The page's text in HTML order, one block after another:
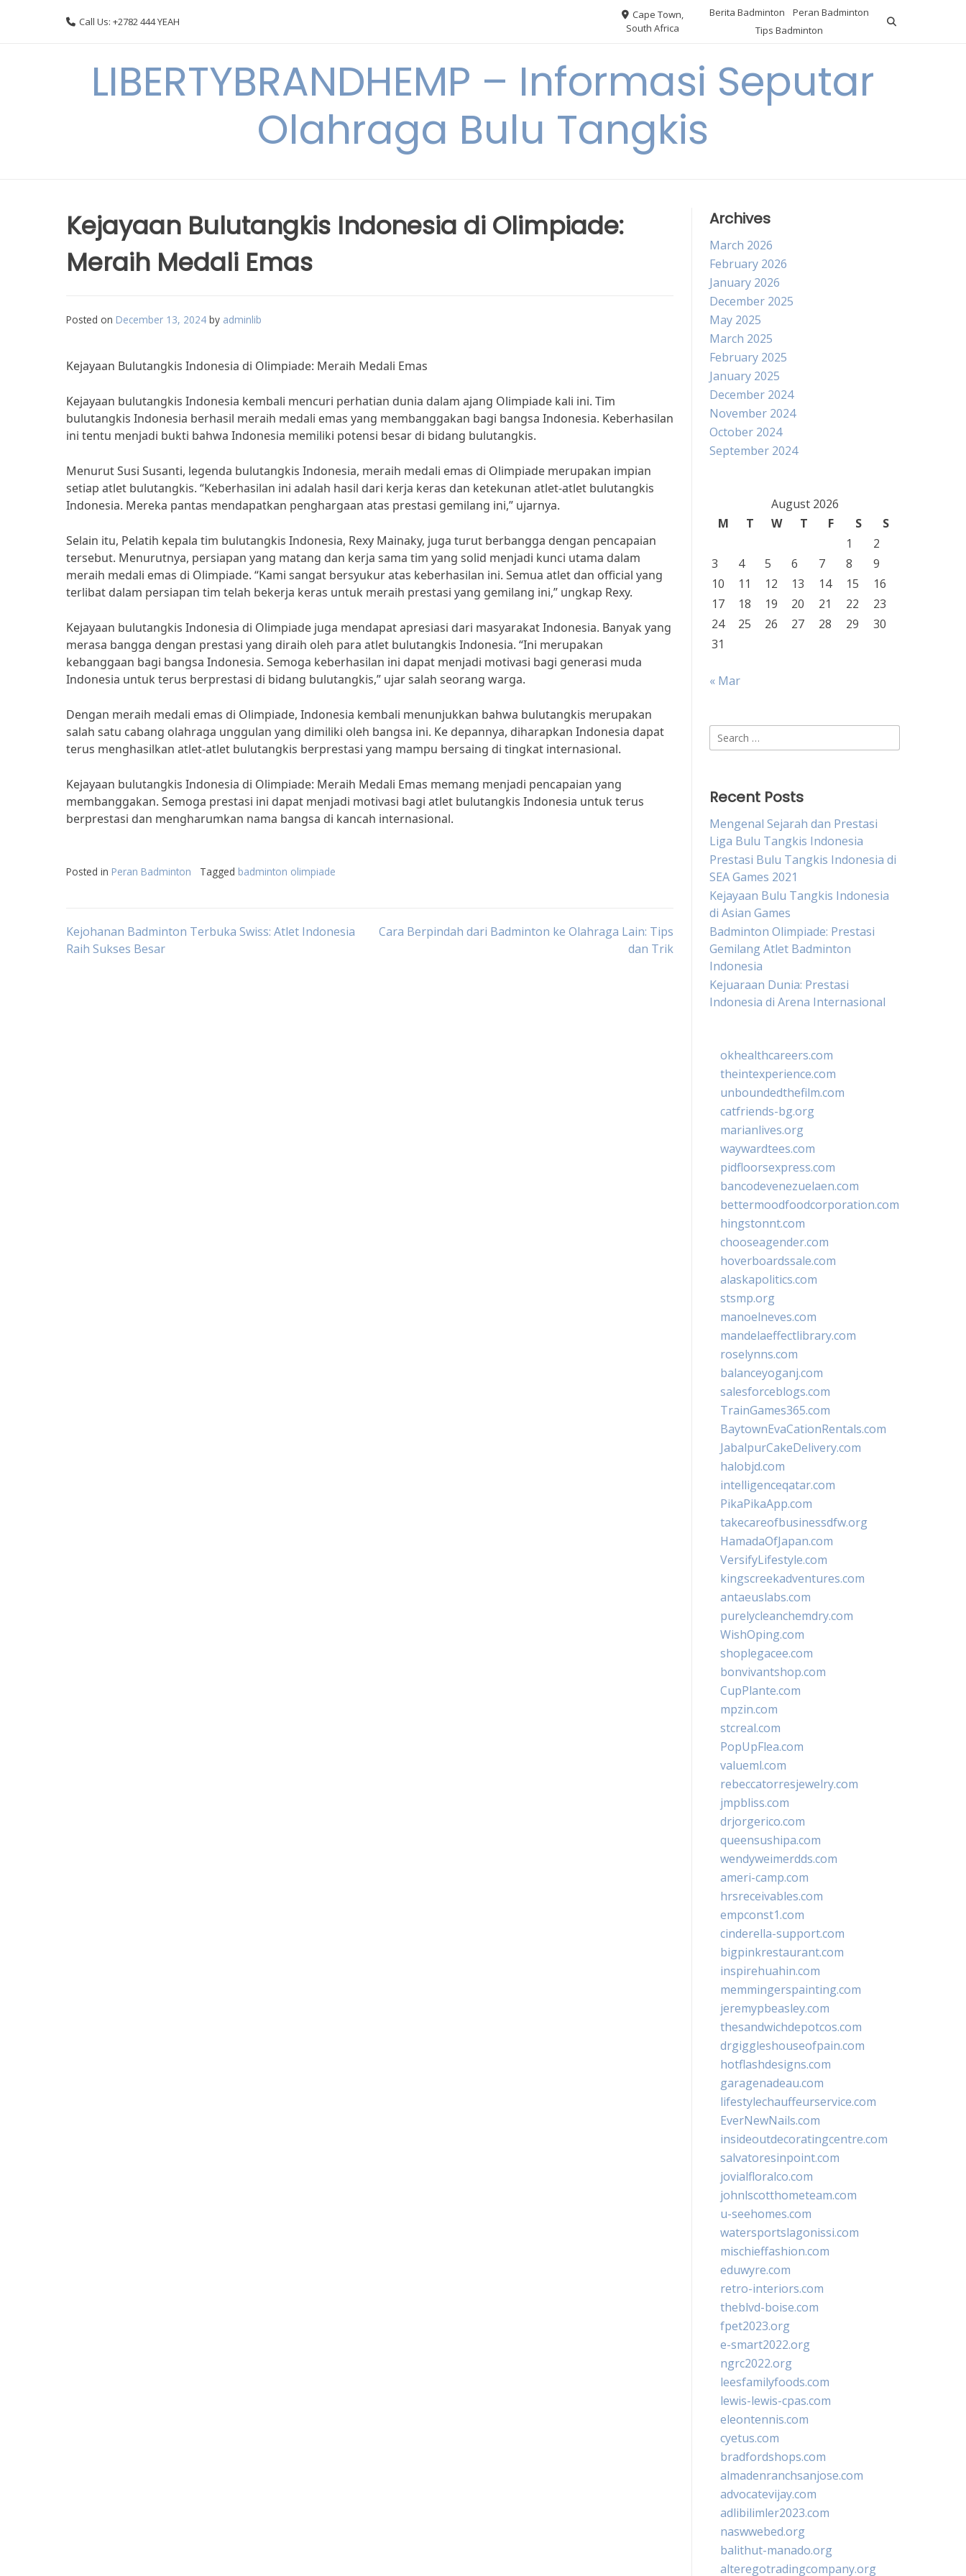
Call Us: +2782 444 YEAH
Cape Town,
South Africa
Berita Badminton
Peran Badminton
Tips Badminton
LIBERTYBRANDHEMP – Informasi Seputar
Olahraga Bulu Tangkis
Kejayaan Bulutangkis Indonesia di Olimpiade:
Meraih Medali Emas
Posted on December 13, 2024 by adminlib
Kejayaan Bulutangkis Indonesia di Olimpiade: Meraih Medali Emas
Kejayaan bulutangkis Indonesia kembali mencuri perhatian dunia dalam ajang Olimpiade kali ini. Tim
bulutangkis Indonesia berhasil meraih medali emas yang membanggakan bagi bangsa Indonesia. Keberhasilan
ini tentu menjadi bukti bahwa Indonesia memiliki potensi besar di bidang bulutangkis.
Menurut Susi Susanti, legenda bulutangkis Indonesia, meraih medali emas di Olimpiade merupakan impian
setiap atlet bulutangkis. “Keberhasilan ini adalah hasil dari kerja keras dan ketekunan atlet-atlet bulutangkis
Indonesia. Mereka pantas mendapatkan penghargaan atas prestasi gemilang ini,” ujarnya.
Selain itu, Pelatih kepala tim bulutangkis Indonesia, Rexy Mainaky, juga turut berbangga dengan pencapaian
tersebut. Menurutnya, persiapan yang matang dan kerja sama tim yang solid menjadi kunci utama dalam
meraih medali emas di Olimpiade. “Kami sangat bersyukur atas keberhasilan ini. Semua atlet dan official yang
terlibat dalam persiapan tim telah bekerja keras untuk meraih prestasi yang gemilang ini,” ungkap Rexy.
Kejayaan bulutangkis Indonesia di Olimpiade juga mendapat apresiasi dari masyarakat Indonesia. Banyak yang
merasa bangga dengan prestasi yang diraih oleh para atlet bulutangkis Indonesia. “Ini merupakan
kebanggaan bagi bangsa Indonesia. Semoga keberhasilan ini dapat menjadi motivasi bagi generasi muda
Indonesia untuk terus berprestasi di bidang bulutangkis,” ujar salah seorang warga.
Dengan meraih medali emas di Olimpiade, Indonesia kembali menunjukkan bahwa bulutangkis merupakan
salah satu cabang olahraga unggulan yang dimiliki oleh bangsa ini. Ke depannya, diharapkan Indonesia dapat
terus menghasilkan atlet-atlet bulutangkis berprestasi yang mampu bersaing di tingkat internasional.
Kejayaan bulutangkis Indonesia di Olimpiade: Meraih Medali Emas memang menjadi pencapaian yang
membanggakan. Semoga prestasi ini dapat menjadi motivasi bagi atlet bulutangkis Indonesia untuk terus
berprestasi dan mengharumkan nama bangsa di kancah internasional.
Posted in Peran Badminton Tagged badminton olimpiade
Post
Kejohanan Badminton Terbuka Swiss: Atlet Indonesia
Raih Sukses Besar
Cara Berpindah dari Badminton ke Olahraga Lain: Tips
dan Trik
Archives
March 2026
February 2026
January 2026
December 2025
May 2025
March 2025
February 2025
January 2025
December 2024
November 2024
October 2024
September 2024
August 2026
M
T W T F S
S
1
2
3
4 5 6 7 8
9
10
11 12 13 14 15
16
17
18 19 20 21 22
23
24
25 26 27 28 29
30
31
« Mar
Search
for:
Recent Posts
Mengenal Sejarah dan Prestasi
Liga Bulu Tangkis Indonesia
Prestasi Bulu Tangkis Indonesia di
SEA Games 2021
Kejayaan Bulu Tangkis Indonesia
di Asian Games
Badminton Olimpiade: Prestasi
Gemilang Atlet Badminton
Indonesia
Kejuaraan Dunia: Prestasi
Indonesia di Arena Internasional
okhealthcareers.com
theintexperience.com
unboundedthefilm.com
catfriends-bg.org
marianlives.org
waywardtees.com
pidfloorsexpress.com
bancodevenezuelaen.com
bettermoodfoodcorporation.com
hingstonnt.com
chooseagender.com
hoverboardssale.com
alaskapolitics.com
stsmp.org
manoelneves.com
mandelaeffectlibrary.com
roselynns.com
balanceyoganj.com
salesforceblogs.com
TrainGames365.com
BaytownEvaCationRentals.com
JabalpurCakeDelivery.com
halobjd.com
intelligenceqatar.com
PikaPikaApp.com
takecareofbusinessdfw.org
HamadaOfJapan.com
VersifyLifestyle.com
kingscreekadventures.com
antaeuslabs.com
purelycleanchemdry.com
WishOping.com
shoplegacee.com
bonvivantshop.com
CupPlante.com
mpzin.com
stcreal.com
PopUpFlea.com
valueml.com
rebeccatorresjewelry.com
jmpbliss.com
drjorgerico.com
queensushipa.com
wendyweimerdds.com
ameri-camp.com
hrsreceivables.com
empconst1.com
cinderella-support.com
bigpinkrestaurant.com
inspirehuahin.com
memmingerspainting.com
jeremypbeasley.com
thesandwichdepotcos.com
drgiggleshouseofpain.com
hotflashdesigns.com
garagenadeau.com
lifestylechauffeurservice.com
EverNewNails.com
insideoutdecoratingcentre.com
salvatoresinpoint.com
jovialfloralco.com
johnlscotthometeam.com
u-seehomes.com
watersportslagonissi.com
mischieffashion.com
eduwyre.com
retro-interiors.com
theblvd-boise.com
fpet2023.org
e-smart2022.org
ngrc2022.org
leesfamilyfoods.com
lewis-lewis-cpas.com
eleontennis.com
cyetus.com
bradfordshops.com
almadenranchsanjose.com
advocatevijay.com
adlibilimler2023.com
naswwebed.org
balithut-manado.org
alteregotradingcompany.org